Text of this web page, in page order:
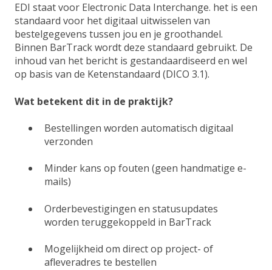
EDI staat voor Electronic Data Interchange. het is een
standaard voor het digitaal uitwisselen van
bestelgegevens tussen jou en je groothandel.
Binnen BarTrack wordt deze standaard gebruikt. De
inhoud van het bericht is gestandaardiseerd en wel
op basis van de Ketenstandaard (DICO 3.1).
Wat betekent dit in de praktijk?
Bestellingen worden automatisch digitaal
verzonden
Minder kans op fouten (geen handmatige e-
mails)
Orderbevestigingen en statusupdates
worden teruggekoppeld in BarTrack
Mogelijkheid om direct op project- of
afleveradres te bestellen